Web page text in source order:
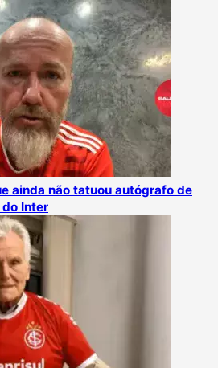
ainda não tatuou autógrafo de
Inter